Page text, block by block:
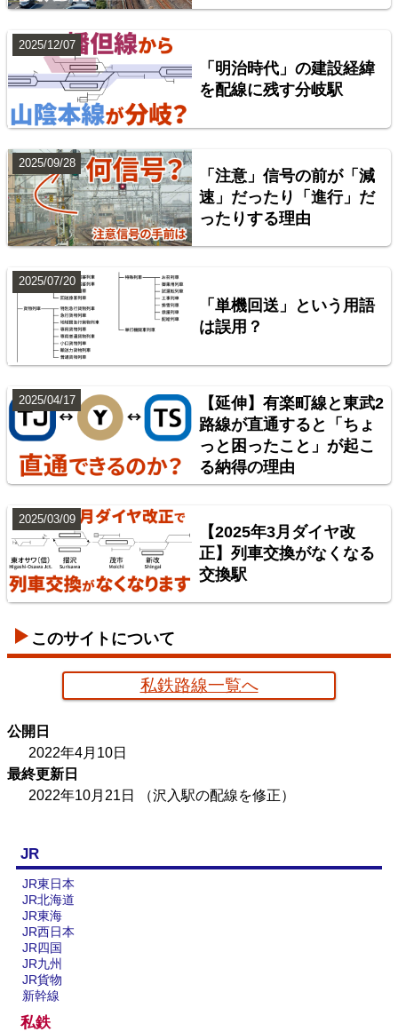
配線略図で辿る首都圏の回送列車2 特急型車両編
楽天市場 書泉 BOOTH
神奈川臨海鉄道配線略図 増補版
楽天市場 書泉 BOOTH
楽天市場 書泉
「明治時代」の建設経緯
を配線に残す分岐駅
2025/12/07
「注意」信号の前が「減
速」だったり「進行」だ
ったりする理由
2025/09/28
「単機回送」という用語
は誤用？
2025/07/20
【延伸】有楽町線と東武2
路線が直通すると「ちょ
っと困ったこと」が起こ
る納得の理由
2025/04/17
【2025年3月ダイヤ改
正】列車交換がなくなる
交換駅
2025/03/09
このサイトについて
私鉄路線一覧へ
公開日
2022年4月10日
最終更新日
2022年10月21日
（沢入駅の配線を修正）
JR
JR東日本
JR北海道
JR東海
JR西日本
JR四国
JR九州
JR貨物
新幹線
私鉄